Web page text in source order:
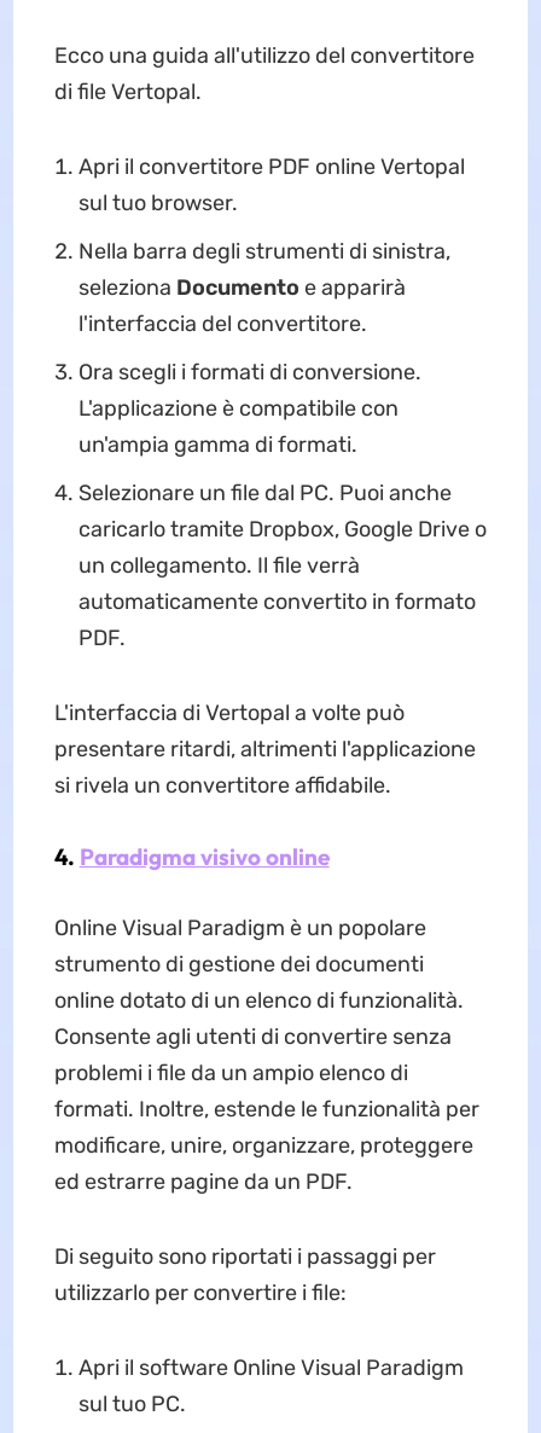
Ecco una guida all'utilizzo del convertitore
di file Vertopal.
Apri il convertitore PDF online Vertopal
sul tuo browser.
Nella barra degli strumenti di sinistra,
seleziona Documento e apparirà
l'interfaccia del convertitore.
Ora scegli i formati di conversione.
L'applicazione è compatibile con
un'ampia gamma di formati.
Selezionare un file dal PC. Puoi anche
caricarlo tramite Dropbox, Google Drive o
un collegamento. Il file verrà
automaticamente convertito in formato
PDF.
L'interfaccia di Vertopal a volte può
presentare ritardi, altrimenti l'applicazione
si rivela un convertitore affidabile.
4. Paradigma visivo online
Online Visual Paradigm è un popolare
strumento di gestione dei documenti
online dotato di un elenco di funzionalità.
Consente agli utenti di convertire senza
problemi i file da un ampio elenco di
formati. Inoltre, estende le funzionalità per
modificare, unire, organizzare, proteggere
ed estrarre pagine da un PDF.
Di seguito sono riportati i passaggi per
utilizzarlo per convertire i file:
Apri il software Online Visual Paradigm
sul tuo PC.